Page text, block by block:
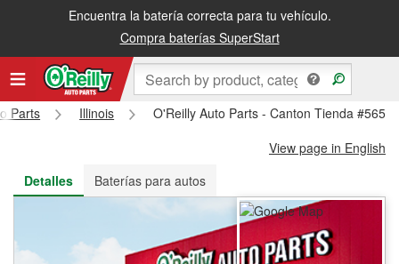
Encuentra la batería correcta para tu vehículo.
Compra baterías SuperStart
Recibe tu orden gratis al día siguiente o recógela en la tienda
Parts Illinois
O'Reilly Auto Parts - Canton Tienda #5656
View page in English
Detalles
Baterías para autos